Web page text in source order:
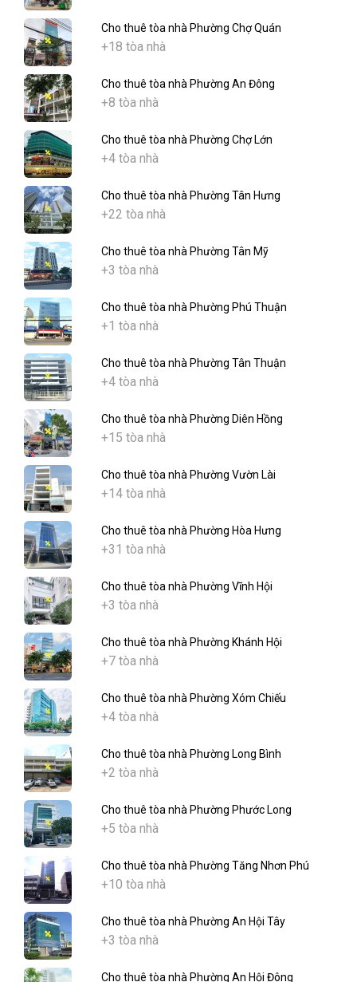
Cho thuê tòa nhà Phường Chợ Quán
+18 tòa nhà
Cho thuê tòa nhà Phường An Đông
+8 tòa nhà
Cho thuê tòa nhà Phường Chợ Lớn
+4 tòa nhà
Cho thuê tòa nhà Phường Tân Hưng
+22 tòa nhà
Cho thuê tòa nhà Phường Tân Mỹ
+3 tòa nhà
Cho thuê tòa nhà Phường Phú Thuận
+1 tòa nhà
Cho thuê tòa nhà Phường Tân Thuận
+4 tòa nhà
Cho thuê tòa nhà Phường Diên Hồng
+15 tòa nhà
Cho thuê tòa nhà Phường Vườn Lài
+14 tòa nhà
Cho thuê tòa nhà Phường Hòa Hưng
+31 tòa nhà
Cho thuê tòa nhà Phường Vĩnh Hội
+3 tòa nhà
Cho thuê tòa nhà Phường Khánh Hội
+7 tòa nhà
Cho thuê tòa nhà Phường Xóm Chiếu
+4 tòa nhà
Cho thuê tòa nhà Phường Long Bình
+2 tòa nhà
Cho thuê tòa nhà Phường Phước Long
+5 tòa nhà
Cho thuê tòa nhà Phường Tăng Nhơn Phú
+10 tòa nhà
Cho thuê tòa nhà Phường An Hội Tây
+3 tòa nhà
Cho thuê tòa nhà Phường An Hội Đông